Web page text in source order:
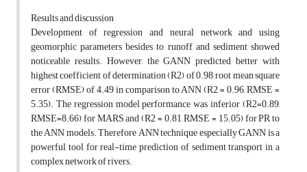
Results and discussion
Development of regression and neural network and using
geomorphic parameters besides to runoff and sediment showed
noticeable results. However, the GANN predicted better with
highest coefficient of determination (R2) of 0.98, root mean square
error (RMSE) of 4.49 in comparison to ANN (R2 = 0.96, RMSE =
5.35). The regression model performance was inferior (R2=0.89,
RMSE=8.66) for MARS and (R2 = 0.81, RMSE = 15.05) for PR to
the ANN models. Therefore ANN technique especially GANN is a
powerful tool for real-time prediction of sediment transport in a
complex network of rivers.